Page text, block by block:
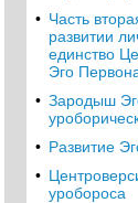
• Часть
развитии
единство
Эго
• Зародыш
• Развитие
•
уробороса